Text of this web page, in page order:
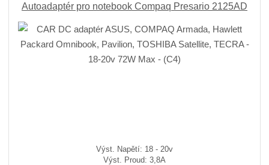
Autoadaptér pro notebook Compaq Presario 2125AD
Výst. Napětí: 18 - 20v
Výst. Proud: 3,8A